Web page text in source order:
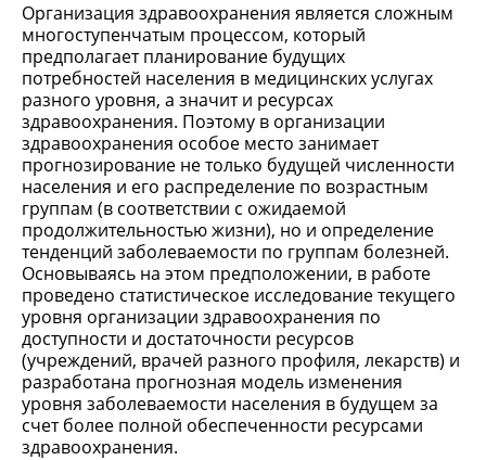
Организация здравоохранения является сложным
многоступенчатым процессом, который
предполагает планирование будущих
потребностей населения в медицинских услугах
разного уровня, а значит и ресурсах
здравоохранения. Поэтому в организации
здравоохранения особое место занимает
прогнозирование не только будущей численности
населения и его распределение по возрастным
группам (в соответствии с ожидаемой
продолжительностью жизни), но и определение
тенденций заболеваемости по группам болезней.
Основываясь на этом предположении, в работе
проведено статистическое исследование текущего
уровня организации здравоохранения по
доступности и достаточности ресурсов
(учреждений, врачей разного профиля, лекарств) и
разработана прогнозная модель изменения
уровня заболеваемости населения в будущем за
счет более полной обеспеченности ресурсами
здравоохранения.